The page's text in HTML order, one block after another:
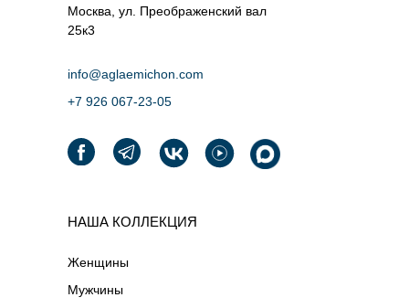
Женщины
НАША КОЛЛЕКЦИЯ
+7 926 067-23-05‬
Мужчины
Москва, ул. Преображенский вал
25к3
info@aglaemichon.com